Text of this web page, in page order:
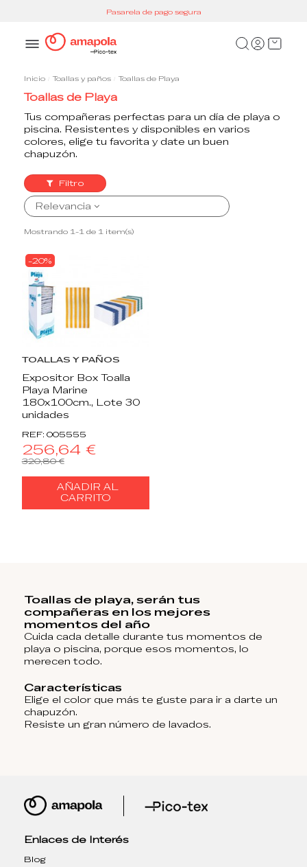
Pasarela de pago segura
Inicio Toallas y paños Toallas de Playa
Toallas de Playa
Tus compañeras perfectas para un día de playa o
piscina. Resistentes y disponibles en varios
colores, elige tu favorita y date un buen
chapuzón.
Filtro
Mostrando 1-1 de 1 item(s)
Relevancia
-20%
TOALLAS Y PAÑOS
Expositor Box Toalla
Playa Marine
180x100cm., Lote 30
unidades
REF: 005555
256,64 €
320,80 €
AÑADIR AL
CARRITO
Toallas de playa, serán tus
compañeras en los mejores
momentos del año
Cuida cada detalle durante tus momentos de
playa o piscina, porque esos momentos, lo
merecen todo.
Características
Elige el color que más te guste para ir a darte un
chapuzón.
Resiste un gran número de lavados.
Enlaces de Interés
Blog